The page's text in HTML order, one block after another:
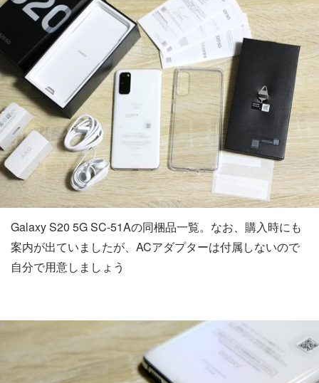
Galaxy S20 5G SC-51Aの同梱品一覧。なお、購入時にも
案内が出ていましたが、ACアダプターは付属しないので
自分で用意しましょう